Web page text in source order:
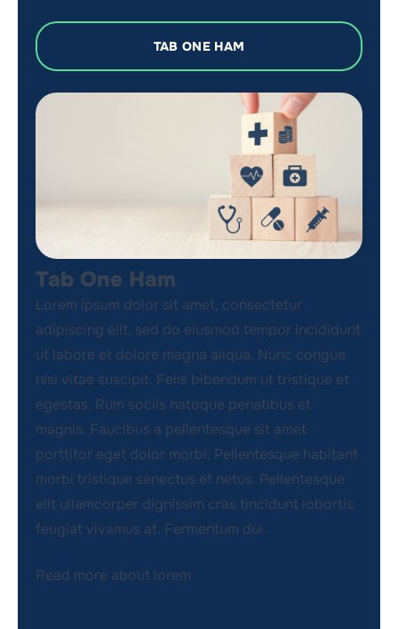
TAB ONE HAM
Tab One Ham
Lorem ipsum dolor sit amet, consectetur
adipiscing elit, sed do eiusmod tempor incididunt
ut labore et dolore magna aliqua. Nunc congue
nisi vitae suscipit. Felis bibendum ut tristique et
egestas. Rum sociis natoque penatibus et
magnis. Faucibus a pellentesque sit amet
porttitor eget dolor morbi. Pellentesque habitant
morbi tristique senectus et netus. Pellentesque
elit ullamcorper dignissim cras tincidunt lobortis
feugiat vivamus at. Fermentum dui.
Read more about lorem